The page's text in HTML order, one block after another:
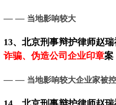
— — 当地影响较大
13、北京刑事辩护律师赵
诈骗、伪造公司企业印章案
— — 当地影响较大企业家被